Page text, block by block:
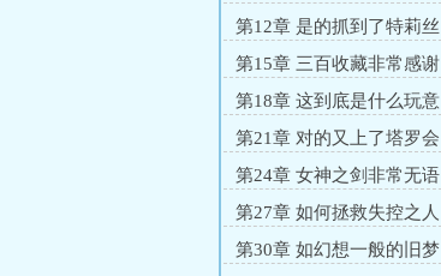
第12章 是的抓到了特莉丝
第15章 三百收藏非常感谢
第18章 这到底是什么玩意
第21章 对的又上了塔罗会
第24章 女神之剑非常无语
第27章 如何拯救失控之人
第30章 如幻想一般的旧梦